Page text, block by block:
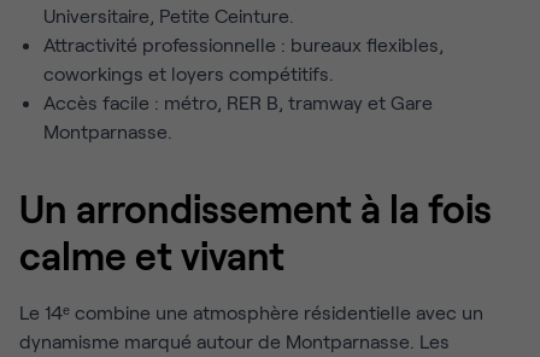
Universitaire, Petite Ceinture.
Attractivité professionnelle : bureaux flexibles,
coworkings et loyers compétitifs.
Accès facile : métro, RER B, tramway et Gare
Montparnasse.
Un arrondissement à la fois
calme et vivant
Le 14ᵉ combine une atmosphère résidentielle avec un
dynamisme marqué autour de Montparnasse. Les